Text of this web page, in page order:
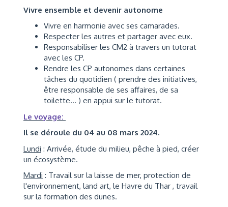
Vivre ensemble et devenir autonome
Vivre en harmonie avec ses camarades.
Respecter les autres et partager avec eux.
Responsabiliser les CM2 à travers un tutorat
avec les CP.
Rendre les CP autonomes dans certaines
tâches du quotidien ( prendre des initiatives,
être responsable de ses affaires, de sa
toilette… ) en appui sur le tutorat.
Le voyage:
Il se déroule du 04 au 08 mars 2024.
Lundi : Arrivée, étude du milieu, pêche à pied, créer
un écosystème.
Mardi : Travail sur la laisse de mer, protection de
l'environnement, land art, le Havre du Thar , travail
sur la formation des dunes.